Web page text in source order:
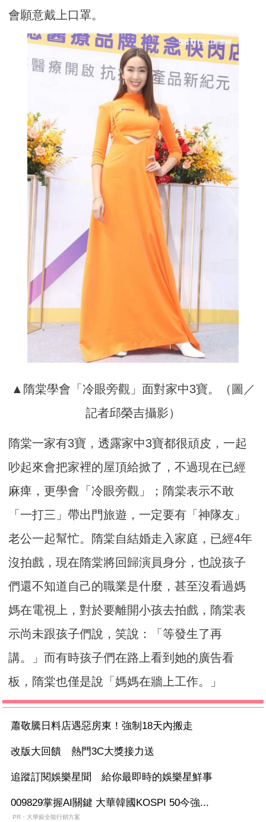
會願意戴上口罩。
▲隋棠學會「冷眼旁觀」面對家中3寶。（圖／
記者邱榮吉攝影）
隋棠一家有3寶，透露家中3寶都很頑皮，一起
吵起來會把家裡的屋頂給掀了，不過現在已經
麻痺，更學會「冷眼旁觀」；隋棠表示不敢
「一打三」帶出門旅遊，一定要有「神隊友」
老公一起幫忙。隋棠自結婚走入家庭，已經4年
沒拍戲，現在隋棠將回歸演員身分，也說孩子
們還不知道自己的職業是什麼，甚至沒看過媽
媽在電視上，對於要離開小孩去拍戲，隋棠表
示尚未跟孩子們說，笑說：「等發生了再
講。」而有時孩子們在路上看到她的廣告看
板，隋棠也僅是說「媽媽在牆上工作。」
蕭敬騰日料店遇惡房東！強制18天內搬走
改版大回饋 熱門3C大獎接力送
追蹤訂閱娛樂星聞 給你最即時的娛樂星鮮事
009829掌握AI關鍵 大華韓國KOSPI 50今強...
PR・大華銀全能行銷方案